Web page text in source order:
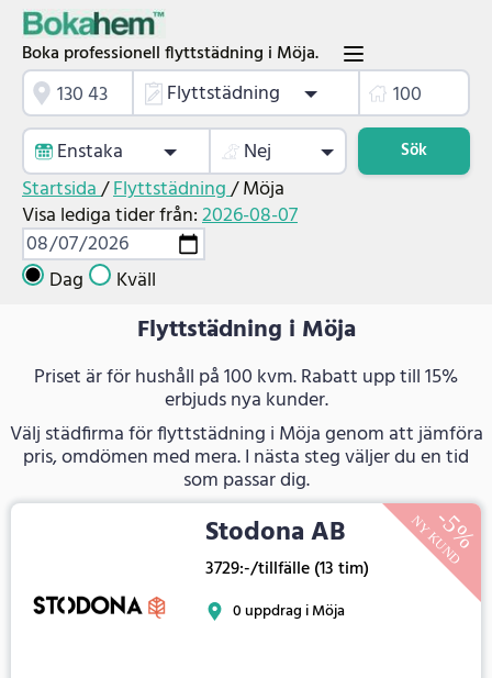
Boka professionell flyttstädning i Möja.
Flyttstädning
Enstaka
Nej Sök
Startsida/Flyttstädning/Möja
Visa lediga tider från:2026-08-07
Dag Kväll
Flyttstädning i Möja
Priset är för hushåll på 100 kvm. Rabatt upp till 15%
erbjuds nya kunder.
Välj städfirma för flyttstädning i Möja genom att jämföra
pris, omdömen med mera. I nästa steg väljer du en tid
som passar dig.
Stodona AB
3729:-/tillfälle (13 tim)
0 uppdrag i Möja